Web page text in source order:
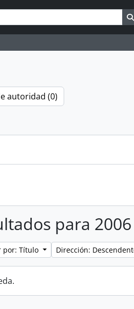
autoridad (0)
para 2006
por: Título Dirección: